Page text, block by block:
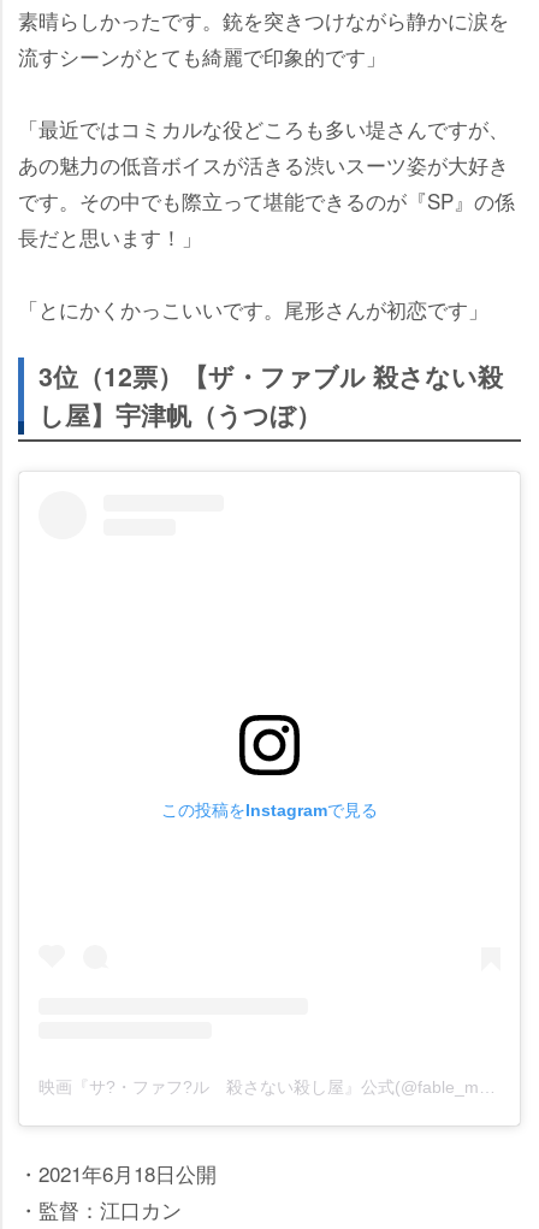
素晴らしかったです。銃を突きつけながら静かに涙を
流すシーンがとても綺麗で印象的です」
「最近ではコミカルな役どころも多い堤さんですが、
あの魅力の低音ボイスが活きる渋いスーツ姿が大好き
です。その中でも際立って堪能できるのが『SP』の係
長だと思います！」
「とにかくかっこいいです。尾形さんが初恋です」
3位（12票）【ザ・ファブル 殺さない殺
し屋】宇津帆（うつぼ）
この投稿をInstagramで見る
映画『サ?・ファフ?ル 殺さない殺し屋』公式(@fable_movie)がシェアした投稿
・2021年6月18日公開
・監督：江口カン